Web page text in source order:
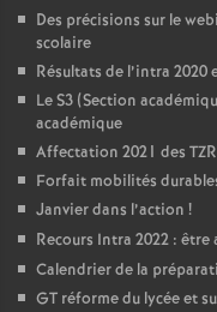
Des précisions sur le
scolaire
Résultats de l’intra 2020
Le S3 (Section
académique
Affectation 2021 des
Forfait mobilités
Janvier dans l’action !
Recours Intra 2022 : être
Calendrier de la
GT réforme du lycée et